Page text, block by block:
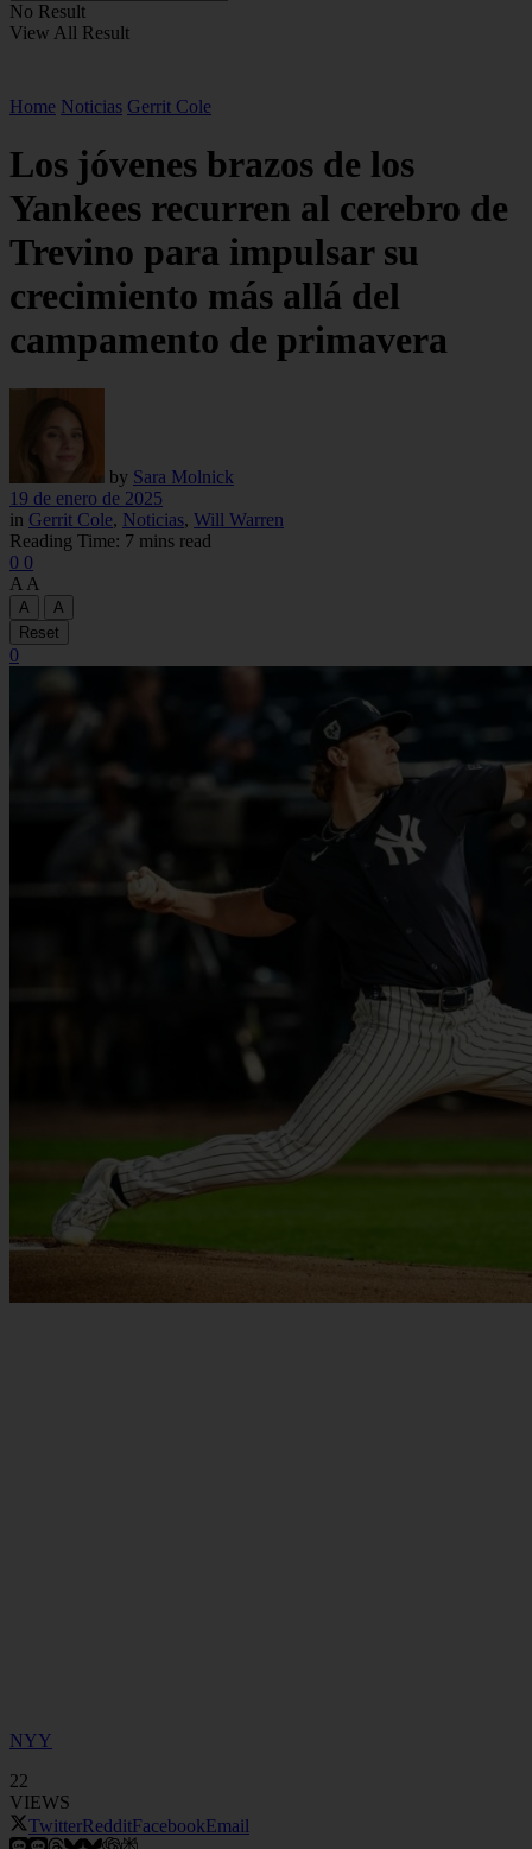
No Result
View All Result
Home Noticias Gerrit Cole
Los jóvenes brazos de los
Yankees recurren al cerebro de
Trevino para impulsar su
crecimiento más allá del
campamento de primavera
by Sara Molnick
19 de enero de 2025
in Gerrit Cole, Noticias, Will Warren
Reading Time: 7 mins read
0 0
A A
A
A
Reset
0
NYY
22
VIEWS
TwitterRedditFacebookEmail